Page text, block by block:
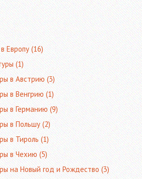
Европу(16)
(1)
в Австрию(3)
в Венгрию (1)
в Германию(9)
в Польшу(2)
в Тироль(1)
в Чехию(5)
на Новый год и Рождество(3)